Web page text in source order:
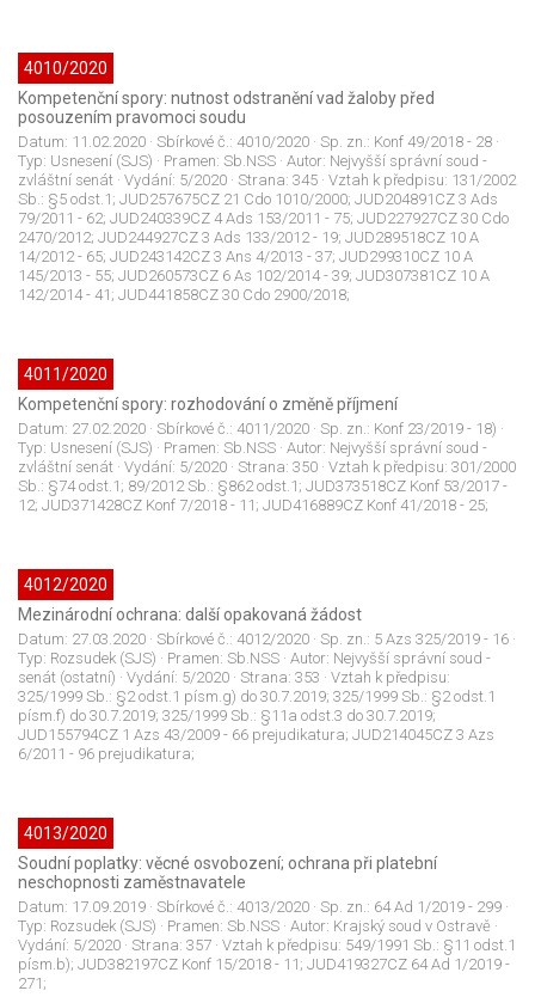
4010/2020
Kompetenční spory: nutnost odstranění vad žaloby před
posouzením pravomoci soudu
Datum: 11.02.2020 · Sbírkové č.: 4010/2020 · Sp. zn.: Konf 49/2018 - 28 ·
Typ: Usnesení (SJS) · Pramen: Sb.NSS · Autor: Nejvyšší správní soud -
zvláštní senát · Vydání: 5/2020 · Strana: 345 · Vztah k předpisu: 131/2002
Sb.: §5 odst.1; JUD257675CZ 21 Cdo 1010/2000; JUD204891CZ 3 Ads
79/2011 - 62; JUD240339CZ 4 Ads 153/2011 - 75; JUD227927CZ 30 Cdo
2470/2012; JUD244927CZ 3 Ads 133/2012 - 19; JUD289518CZ 10 A
14/2012 - 65; JUD243142CZ 3 Ans 4/2013 - 37; JUD299310CZ 10 A
145/2013 - 55; JUD260573CZ 6 As 102/2014 - 39; JUD307381CZ 10 A
142/2014 - 41; JUD441858CZ 30 Cdo 2900/2018;
4011/2020
Kompetenční spory: rozhodování o změně příjmení
Datum: 27.02.2020 · Sbírkové č.: 4011/2020 · Sp. zn.: Konf 23/2019 - 18) ·
Typ: Usnesení (SJS) · Pramen: Sb.NSS · Autor: Nejvyšší správní soud -
zvláštní senát · Vydání: 5/2020 · Strana: 350 · Vztah k předpisu: 301/2000
Sb.: §74 odst.1; 89/2012 Sb.: §862 odst.1; JUD373518CZ Konf 53/2017 -
12; JUD371428CZ Konf 7/2018 - 11; JUD416889CZ Konf 41/2018 - 25;
4012/2020
Mezinárodní ochrana: další opakovaná žádost
Datum: 27.03.2020 · Sbírkové č.: 4012/2020 · Sp. zn.: 5 Azs 325/2019 - 16 ·
Typ: Rozsudek (SJS) · Pramen: Sb.NSS · Autor: Nejvyšší správní soud -
senát (ostatní) · Vydání: 5/2020 · Strana: 353 · Vztah k předpisu:
325/1999 Sb.: §2 odst.1 písm.g) do 30.7.2019; 325/1999 Sb.: §2 odst.1
písm.f) do 30.7.2019; 325/1999 Sb.: §11a odst.3 do 30.7.2019;
JUD155794CZ 1 Azs 43/2009 - 66 prejudikatura; JUD214045CZ 3 Azs
6/2011 - 96 prejudikatura;
4013/2020
Soudní poplatky: věcné osvobození; ochrana při platební
neschopnosti zaměstnavatele
Datum: 17.09.2019 · Sbírkové č.: 4013/2020 · Sp. zn.: 64 Ad 1/2019 - 299 ·
Typ: Rozsudek (SJS) · Pramen: Sb.NSS · Autor: Krajský soud v Ostravě ·
Vydání: 5/2020 · Strana: 357 · Vztah k předpisu: 549/1991 Sb.: §11 odst.1
písm.b); JUD382197CZ Konf 15/2018 - 11; JUD419327CZ 64 Ad 1/2019 -
271;